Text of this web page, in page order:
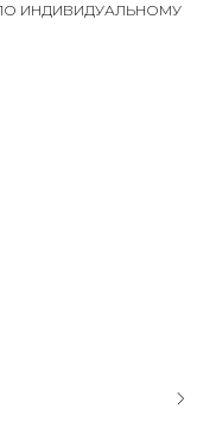
ИНДИВИДУАЛЬНОМУ